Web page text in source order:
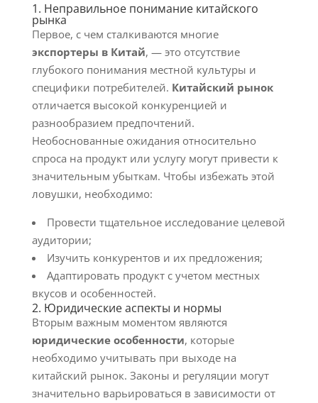
1. Неправильное понимание китайского
рынка
Первое, с чем сталкиваются многие
экспортеры в Китай, — это отсутствие
глубокого понимания местной культуры и
специфики потребителей. Китайский рынок
отличается высокой конкуренцией и
разнообразием предпочтений.
Необоснованные ожидания относительно
спроса на продукт или услугу могут привести к
значительным убыткам. Чтобы избежать этой
ловушки, необходимо:
Провести тщательное исследование целевой
аудитории;
Изучить конкурентов и их предложения;
Адаптировать продукт с учетом местных
вкусов и особенностей.
2. Юридические аспекты и нормы
Вторым важным моментом являются
юридические особенности, которые
необходимо учитывать при выходе на
китайский рынок. Законы и регуляции могут
значительно варьироваться в зависимости от